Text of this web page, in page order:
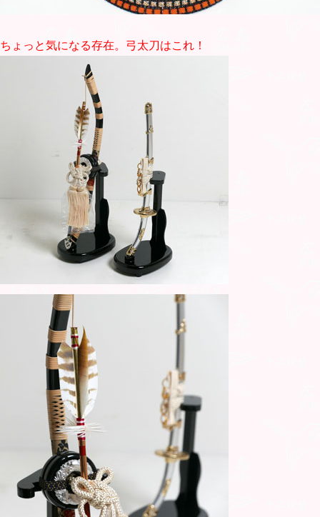
ちょっと気になる存在。弓太刀はこれ！